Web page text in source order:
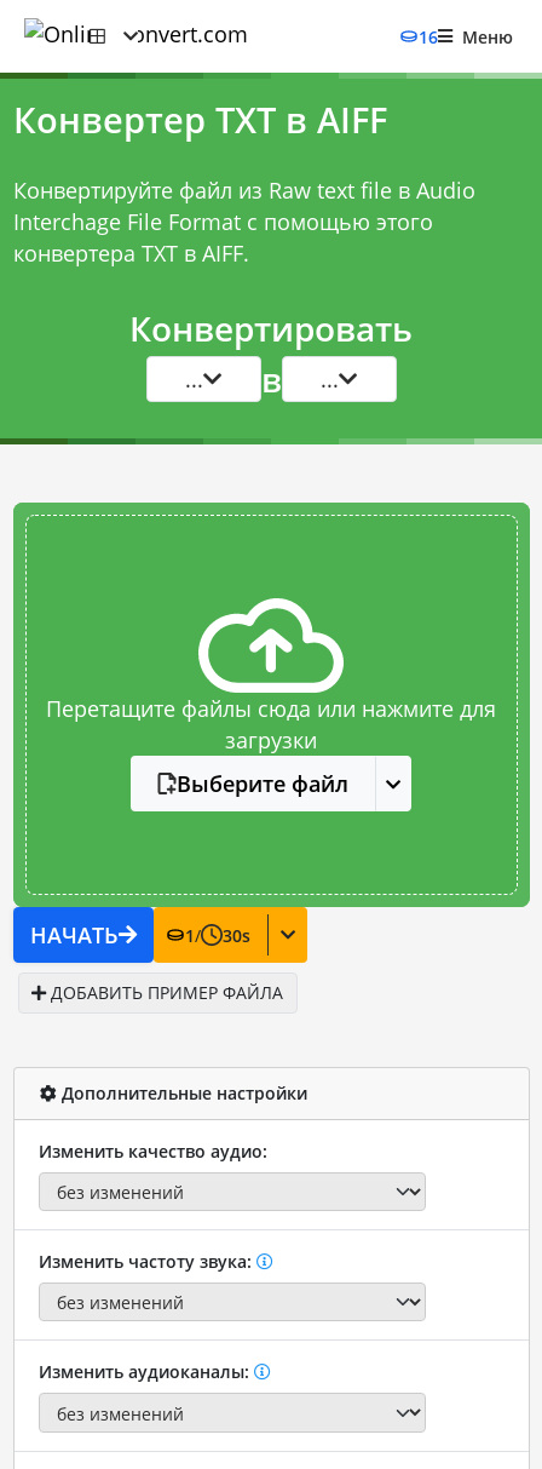
16 Меню
Конвертер TXT в AIFF
Конвертируйте файл из Raw text file в Audio
Interchage File Format с помощью этого
конвертера TXT в AIFF.
Конвертировать
... в ...
Перетащите файлы сюда или нажмите для
загрузки
Выберите файл
НАЧАТЬ 1/ 30s
ДОБАВИТЬ ПРИМЕР ФАЙЛА
Дополнительные настройки
Изменить качество аудио:
Изменить частоту звука:
Изменить аудиоканалы: